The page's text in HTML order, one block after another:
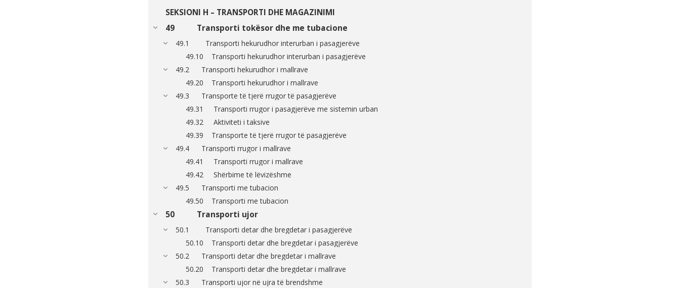
SEKSIONI H – TRANSPORTI DHE MAGAZINIMI
49 Transporti tokësor dhe me tubacione
49.1 Transporti hekurudhor interurban i pasagjerëve
49.10 Transporti hekurudhor interurban i pasagjerëve
49.2 Transporti hekurudhor i mallrave
49.20 Transporti hekurudhor i mallrave
49.3 Transporte të tjerë rrugor të pasagjerëve
49.31 Transporti rrugor i pasagjerëve me sistemin urban
49.32 Aktiviteti i taksive
49.39 Transporte të tjerë rrugor të pasagjerëve
49.4 Transporti rrugor i mallrave
49.41 Transporti rrugor i mallrave
49.42 Shërbime të lëvizëshme
49.5 Transporti me tubacion
49.50 Transporti me tubacion
50 Transporti ujor
50.1 Transporti detar dhe bregdetar i pasagjerëve
50.10 Transporti detar dhe bregdetar i pasagjerëve
50.2 Transporti detar dhe bregdetar i mallrave
50.20 Transporti detar dhe bregdetar i mallrave
50.3 Transporti ujor në ujra të brendshme